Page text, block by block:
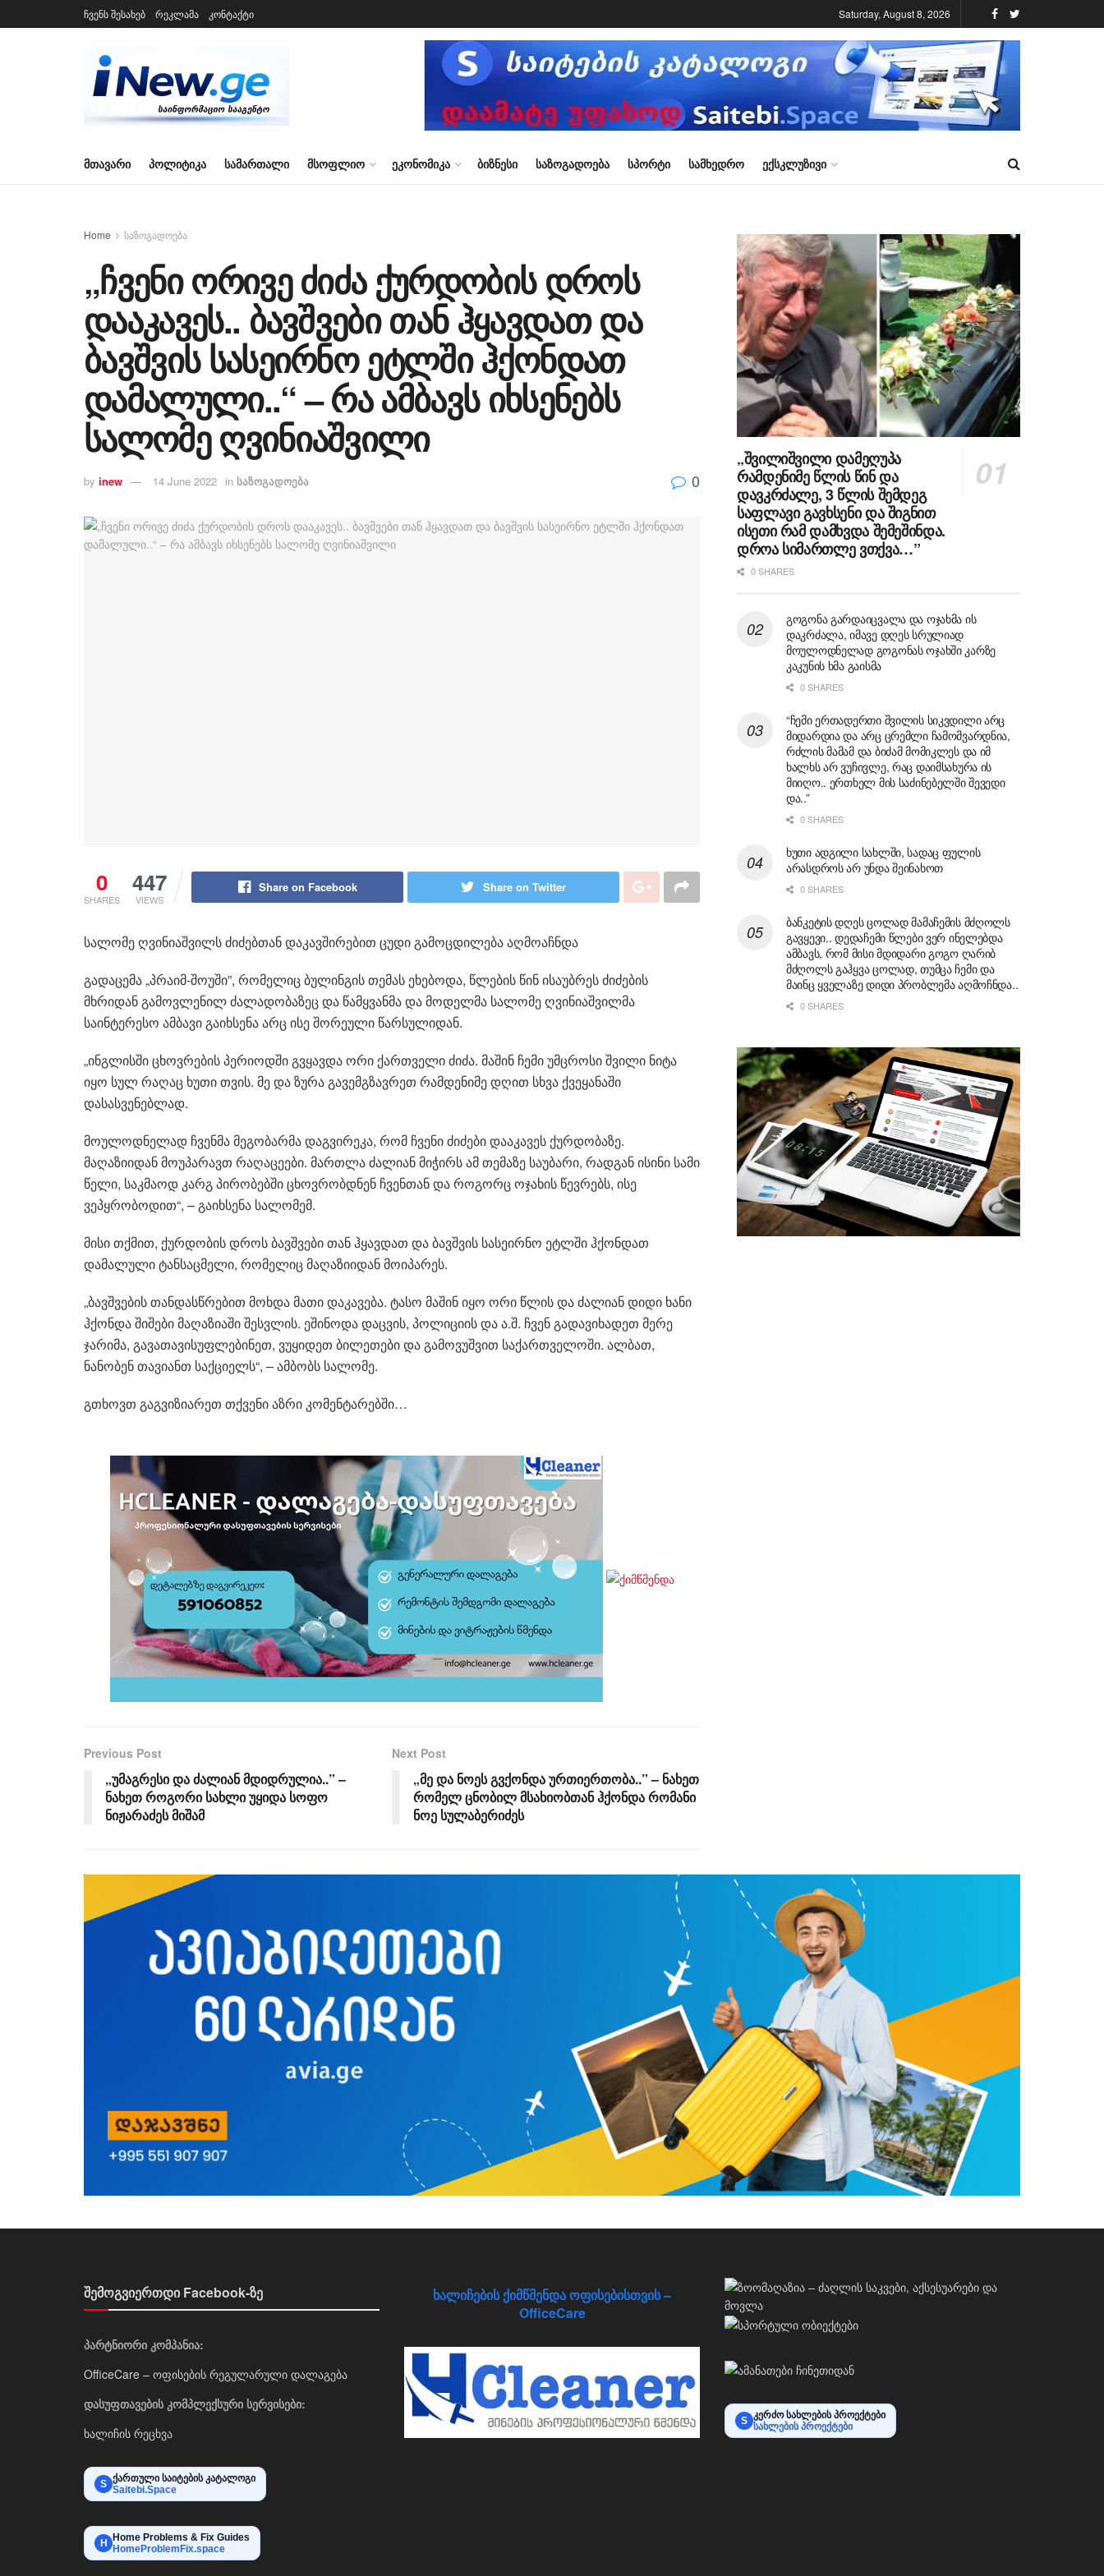
ჩვენს შესახებ რეკლამა კონტაქტი Saturday, August 8, 2026
ᲛᲗᲐᲕᲐᲠᲘ ᲞᲝᲚᲘᲢᲘᲙᲐ ᲡᲐᲛᲐᲠᲗᲐᲚᲘ ᲛᲡᲝᲤᲚᲘᲝ ᲔᲙᲝᲜᲝᲛᲘᲙᲐ ᲑᲘᲖᲜᲔᲡᲘ ᲡᲐᲖᲝᲒᲐᲓᲝᲔᲑᲐ ᲡᲞᲝᲠᲢᲘ ᲡᲐᲛᲮᲔᲓᲠᲝ ᲔᲥᲡᲙᲚᲣᲖᲘᲕᲘ
Home საზოგადოება
„ჩვენი ორივე ძიძა ქურდობის დროს
დააკავეს.. ბავშვები თან ჰყავდათ და
ბავშვის სასეირნო ეტლში ჰქონდათ
დამალული..“ – რა ამბავს იხსენებს
სალომე ღვინიაშვილი
by inew 14 June 2022 in საზოგადოება 0
0
SHARES
447
VIEWS
Share on Facebook Share on Twitter
სალომე ღვინიაშვილს ძიძებთან დაკავშირებით ცუდი გამოცდილება აღმოაჩნდა
გადაცემა „პრაიმ-შოუში”, რომელიც ბულინგის თემას ეხებოდა, წლების წინ ისაუბრეს ძიძების
მხრიდან გამოვლენილ ძალადობაზეც და წამყვანმა და მოდელმა სალომე ღვინიაშვილმა
საინტერესო ამბავი გაიხსენა არც ისე შორეული წარსულიდან.
„ინგლისში ცხოვრების პერიოდში გვყავდა ორი ქართველი ძიძა. მაშინ ჩემი უმცროსი შვილი ნიტა
იყო სულ რაღაც ხუთი თვის. მე და ზურა გავემგზავრეთ რამდენიმე დღით სხვა ქვეყანაში
დასასვენებლად.
მოულოდნელად ჩვენმა მეგობარმა დაგვირეკა, რომ ჩვენი ძიძები დააკავეს ქურდობაზე.
მაღაზიიდან მოუპარავთ რაღაცეები. მართლა ძალიან მიჭირს ამ თემაზე საუბარი, რადგან ისინი სამი
წელი, საკმაოდ კარგ პირობებში ცხოვრობდნენ ჩვენთან და როგორც ოჯახის წევრებს, ისე
ვეპყრობოდით“, – გაიხსენა სალომემ.
მისი თქმით, ქურდობის დროს ბავშვები თან ჰყავდათ და ბავშვის სასეირნო ეტლში ჰქონდათ
დამალული ტანსაცმელი, რომელიც მაღაზიიდან მოიპარეს.
„ბავშვების თანდასწრებით მოხდა მათი დაკავება. ტასო მაშინ იყო ორი წლის და ძალიან დიდი ხანი
ჰქონდა შიშები მაღაზიაში შესვლის. ეშინოდა დაცვის, პოლიციის და ა.შ. ჩვენ გადავიხადეთ მერე
ჯარიმა, გავათავისუფლებინეთ, ვუყიდეთ ბილეთები და გამოვუშვით საქართველოში. ალბათ,
ნანობენ თავიანთ საქციელს“, – ამბობს სალომე.
გთხოვთ გაგვიზიარეთ თქვენი აზრი კომენტარებში…
Previous Post
„უმაგრესი და ძალიან მდიდრულია..” –
ნახეთ როგორი სახლი უყიდა სოფო
ნიჟარაძეს მიშამ
Next Post
„მე და ნოეს გვქონდა ურთიერთობა..” – ნახეთ
რომელ ცნობილ მსახიობთან ჰქონდა რომანი
ნოე სულაბერიძეს
„შვილიშვილი დამეღუპა
რამდენიმე წლის წინ და
დავკრძალე, 3 წლის შემდეგ
საფლავი გავხსენი და შიგნით
ისეთი რამ დამხვდა შემეშინდა.
დროა სიმართლე ვთქვა…”
0 SHARES
გოგონა გარდაიცვალა და ოჯახმა ის
დაკრძალა, იმავე დღეს სრულიად
მოულოდნელად გოგონას ოჯახში კარზე
კაკუნის ხმა გაისმა
0 SHARES
“ჩემი ერთადერთი შვილის სიკვდილი არც
მიდარდია და არც ცრემლი ჩამომვარდნია,
რძლის მამამ და ბიძამ მომიკლეს და იმ
ხალხს არ ვუჩივლე, რაც დაიმსახურა ის
მიიღო.. ერთხელ მის საძინებელში შევედი
და..”
0 SHARES
ხუთი ადგილი სახლში, სადაც ფულის
არასდროს არ უნდა შეინახოთ
0 SHARES
ბანკეტის დღეს ცოლად მამაჩემის მძღოლს
გავყევი.. დედაჩემი წლები ვერ ინელებდა
ამბავს, რომ მისი მდიდარი გოგო ღარიბ
მძღოლს გაჰყვა ცოლად, თუმცა ჩემი და
მაინც ყველაზე დიდი პრობლემა აღმოჩნდა..
0 SHARES
შემოგვიერთდი Facebook-ზე
პარტნიორი კომპანია:
OfficeCare – ოფისების რეგულარული დალაგება
დასუფთავების კომპლექსური სერვისები:
ხალიჩის რეცხვა
S ქართული საიტების კატალოგი
Saitebi.Space
H
Home Problems & Fix Guides
HomeProblemFix.space
ხალიჩების ქიმწმენდა ოფისებისთვის –
OfficeCare
S კერძო სახლების პროექტები
სახლების პროექტები